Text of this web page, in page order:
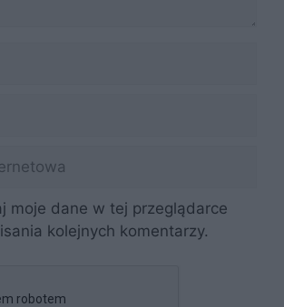
moje dane w tej przeglądarce
kolejnych komentarzy.